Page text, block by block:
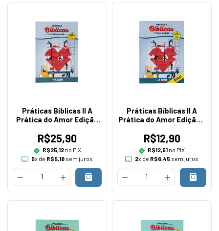
Práticas Bíblicas II A
Prática do Amor Edição
R$25,90
R$25,12no PIX
5x de R$5,18sem juros
Práticas Bíblicas II A
Prática do Amor Edição -
R$12,90
R$12,51 no PIX
2x de R$6,45sem juros